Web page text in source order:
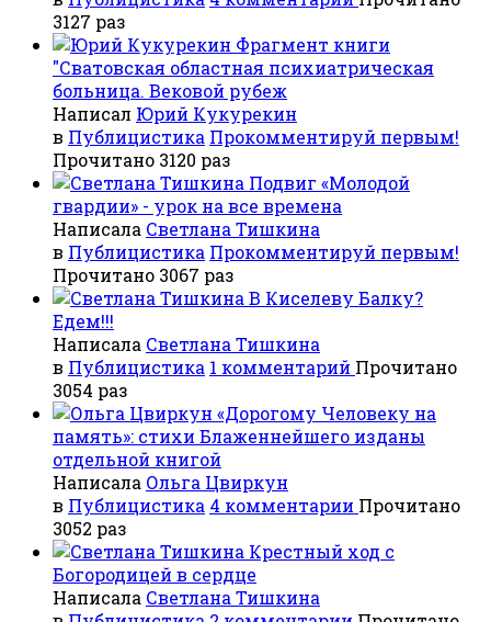
3127 раз
Фрагмент книги
"Сватовская областная психиатрическая
больница. Вековой рубеж
Написал Юрий Кукурекин
в Публицистика Прокомментируй первым!
Прочитано 3120 раз
Подвиг «Молодой
гвардии» - урок на все времена
Написала Светлана Тишкина
в Публицистика Прокомментируй первым!
Прочитано 3067 раз
В Киселеву Балку?
Едем!!!
Написала Светлана Тишкина
в Публицистика 1 комментарий Прочитано
3054 раз
«Дорогому Человеку на
память»: стихи Блаженнейшего изданы
отдельной книгой
Написала Ольга Цвиркун
в Публицистика 4 комментарии Прочитано
3052 раз
Крестный ход с
Богородицей в сердце
Написала Светлана Тишкина